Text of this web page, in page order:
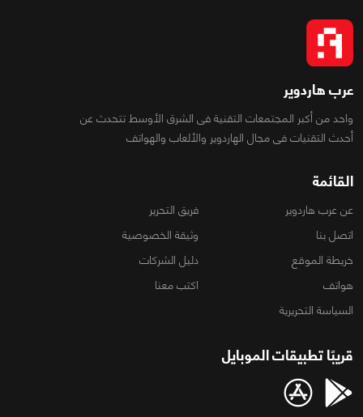
عرب هاردوير
واحد من أكبر المجتمعات التقنية فى الشرق الأوسط تتحدث عن
أحدث التقنيات فى مجال الهاردوير والألعاب والهواتف
القائمة
عن عرب هاردوير
فريق التحرير
اتصل بنا
وثيقة الخصوصية
خريطة الموقع
دليل الشركات
هواتف
اكتب معنا
السياسة التحريرية
قريبًا تطبيقات الموبايل